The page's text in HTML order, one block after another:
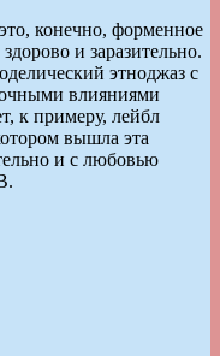
конечно, форменное
и заразительно.
этноджаз с
влияниями
к примеру, лейбл
вышла эта
и с любовью